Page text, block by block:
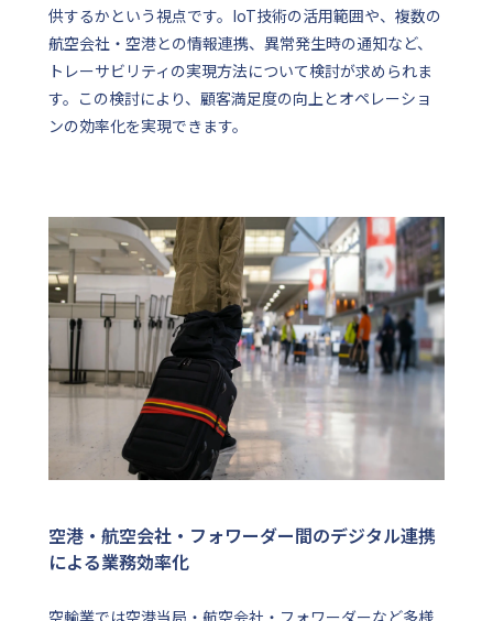
供するかという視点です。IoT技術の活用範囲や、複数の
航空会社・空港との情報連携、異常発生時の通知など、
トレーサビリティの実現方法について検討が求められま
す。この検討により、顧客満足度の向上とオペレーショ
ンの効率化を実現できます。
空港・航空会社・フォワーダー間のデジタル連携
による業務効率化
空輸業では空港当局・航空会社・フォワーダーなど多様